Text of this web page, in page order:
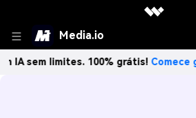
Media.io
100% grátis!Comece grátis→